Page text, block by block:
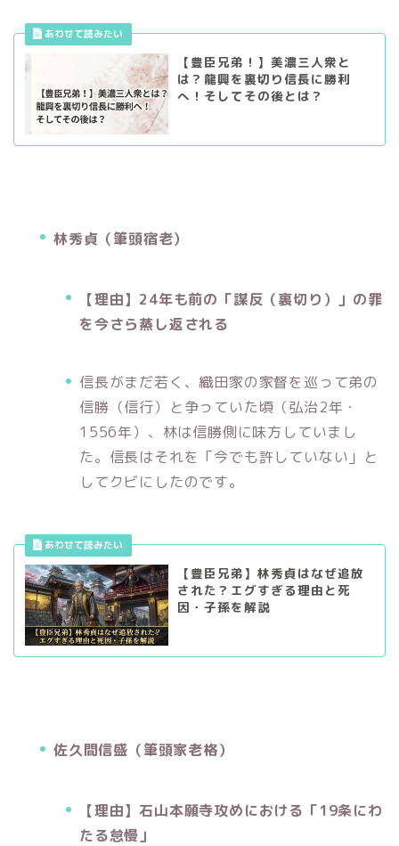
【豊臣兄弟！】美濃三人衆と
は？龍興を裏切り信長に勝利
へ！そしてその後とは？
林秀貞（筆頭宿老）
【理由】24年も前の「謀反（裏切り）」の罪
を今さら蒸し返される
信長がまだ若く、織田家の家督を巡って弟の
信勝（信行）と争っていた頃（弘治2年・
1556年）、林は信勝側に味方していまし
た。信長はそれを「今でも許していない」と
してクビにしたのです。
【豊臣兄弟】林秀貞はなぜ追放
された？エグすぎる理由と死
因・子孫を解説
佐久間信盛（筆頭家老格）
【理由】石山本願寺攻めにおける「19条にわ
たる怠慢」